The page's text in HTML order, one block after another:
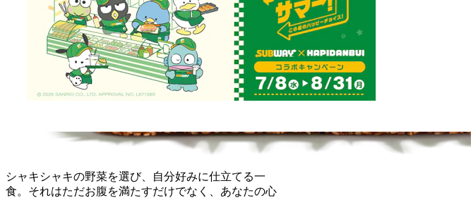
シャキシャキの野菜を選び、自分好みに仕立てる一
食。それはただお腹を満たすだけでなく、あなたの心